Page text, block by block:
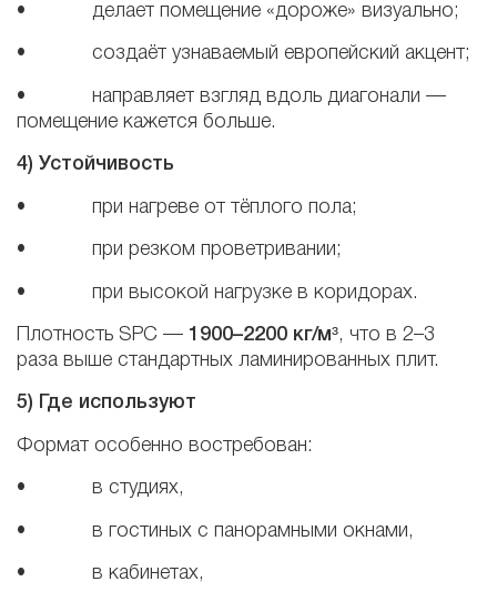
• делает помещение «дороже» визуально;
• создаёт узнаваемый европейский акцент;
• направляет взгляд вдоль диагонали —
помещение кажется больше.
4) Устойчивость
• при нагреве от тёплого пола;
• при резком проветривании;
• при высокой нагрузке в коридорах.
Плотность SPC — 1900–2200 кг/м³, что в 2–3
раза выше стандартных ламинированных плит.
5) Где используют
Формат особенно востребован:
• в студиях,
• в гостиных с панорамными окнами,
• в кабинетах,